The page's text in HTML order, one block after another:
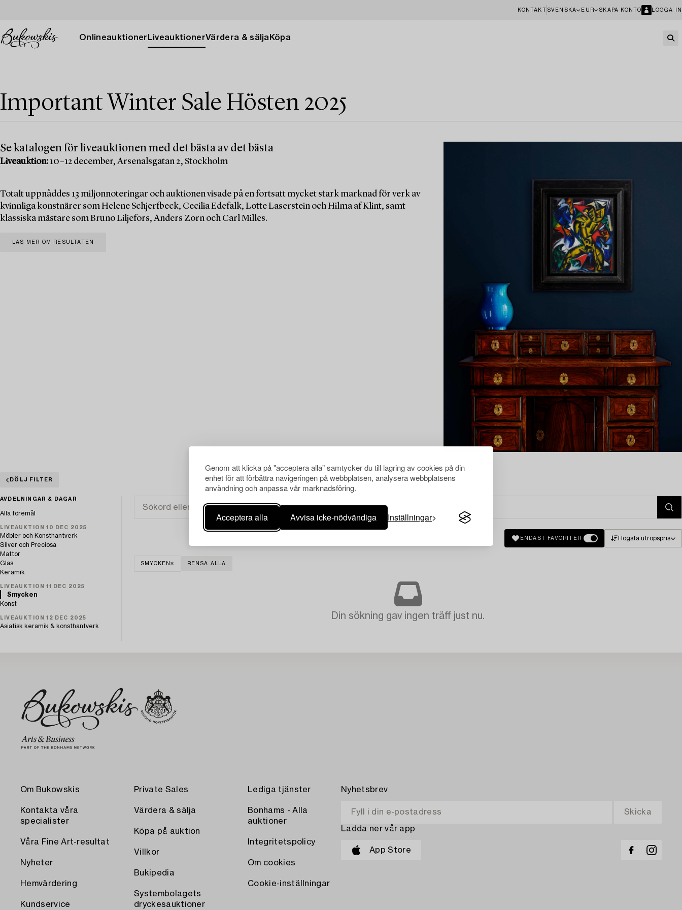
Genom att klicka på "acceptera alla" samtycker du till lagring av cookies på din
enhet för att förbättra navigeringen på webbplatsen, analysera webbplatsens
användning och anpassa vår marknadsföring.
Acceptera alla Avvisa icke-nödvändiga Inställningar
KONTAKT SVENSKA EUR SKAPA KONTO LOGGA IN
Onlineauktioner LiveauktionerVärdera & sälja Köpa
Important Winter Sale Hösten 2025
Se katalogen för liveauktionen med det bästa av det bästa
Liveauktion: 10–12 december, Arsenalsgatan 2, Stockholm
Totalt uppnåddes 13 miljonnoteringar och auktionen visade på en fortsatt mycket stark marknad för verk av
kvinnliga konstnärer som Helene Schjerfbeck, Cecilia Edefalk, Lotte Laserstein och Hilma af Klint, samt
klassiska mästare som Bruno Liljefors, Anders Zorn och Carl Milles.
LÄS MER OM RESULTATEN
DÖLJ FILTER
AVDELNINGAR & DAGAR
Alla föremål
LIVEAUKTION 10 DEC 2025
Möbler och Konsthantverk
Silver och Preciosa
Mattor
Glas
Keramik
LIVEAUKTION 11 DEC 2025
Smycken
Konst
LIVEAUKTION 12 DEC 2025
Asiatisk keramik & konsthantverk
ENDAST FAVORITER Högsta utropspris
SMYCKEN RENSA ALLA
Din sökning gav ingen träff just nu.
Om Bukowskis
Kontakta våra
specialister
Våra Fine Art-resultat
Nyheter
Hemvärdering
Kundservice
Private Sales
Värdera & sälja
Köpa på auktion
Villkor
Bukipedia
Systembolagets
dryckesauktioner
Lediga tjänster
Bonhams - Alla
auktioner
Integritetspolicy
Om cookies
Cookie-inställningar
Nyhetsbrev
Ladda ner vår app
App Store